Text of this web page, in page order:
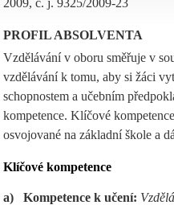
2009, č. j. 9325/2009-23
PROFIL ABSOLVENTA
Vzdělávání v oboru směřuje v
vzdělávání k tomu, aby si žáci
schopnostem a učebním
kompetence. Klíčové
osvojované na základní škole a
Klíčové kompetence
a) Kompetence k učení: